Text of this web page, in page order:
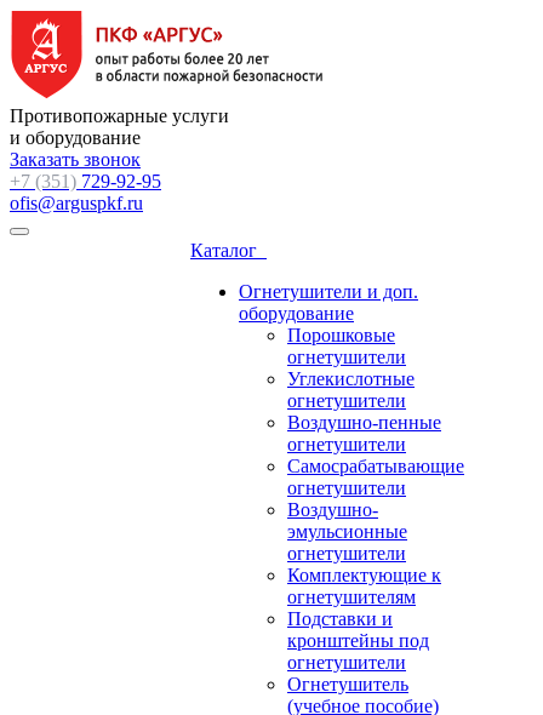
Противопожарные услуги
и оборудование
Заказать звонок
+7 (351) 729-92-95
ofis@arguspkf.ru
Каталог
Огнетушители и доп.
оборудование
Порошковые
огнетушители
Углекислотные
огнетушители
Воздушно-пенные
огнетушители
Самосрабатывающие
огнетушители
Воздушно-
эмульсионные
огнетушители
Комплектующие к
огнетушителям
Подставки и
кронштейны под
огнетушители
Огнетушитель
(учебное пособие)